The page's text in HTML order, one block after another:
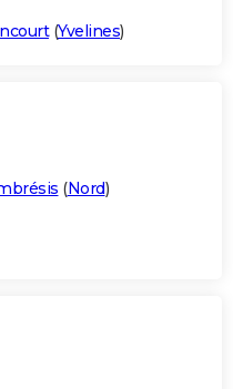
(Yvelines)
(Nord)